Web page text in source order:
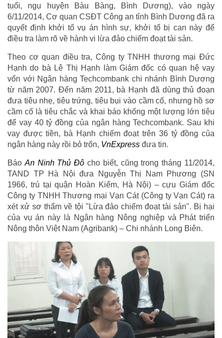
tuổi, ngụ huyện Bàu Bàng, Bình Dương), vào ngày
6/11/2014, Cơ quan CSĐT Công an tỉnh Bình Dương đã ra
quyết định khởi tố vụ án hình sự, khởi tố bị can này để
điều tra làm rõ về hành vi lừa đảo chiếm đoạt tài sản.
Theo cơ quan điều tra, Công ty TNHH thương mại Đức
Hạnh do bà Lê Thị Hạnh làm Giám đốc có quan hệ vay
vốn với Ngân hàng Techcombank chi nhánh Bình Dương
từ năm 2007. Đến năm 2011, bà Hạnh đã dùng thủ đoạn
đưa tiêu nhẹ, tiêu trứng, tiêu bụi vào cầm cố, nhưng hồ sơ
cầm cố là tiêu chắc và khai báo khống một lượng lớn tiêu
để vay 40 tỷ đồng của ngân hàng Techcombank. Sau khi
vay được tiền, bà Hạnh chiếm đoạt trên 36 tỷ đồng của
ngân hàng này rồi bỏ trốn, VnExpress đưa tin.
BáoAn Ninh Thủ Đô cho biết, cũng trong tháng 11/2014,
TAND TP Hà Nội đưa Nguyễn Thị Nam Phương (SN
1966, trú tại quận Hoàn Kiếm, Hà Nội) – cựu Giám đốc
Công ty TNHH Thương mại Vạn Cát (Công ty Vạn Cát) ra
xét xử sơ thẩm về tội "Lừa đảo chiếm đoạt tài sản". Bị hại
của vụ án này là Ngân hàng Nông nghiệp và Phát triển
Nông thôn Việt Nam (Agribank) – Chi nhánh Long Biên.